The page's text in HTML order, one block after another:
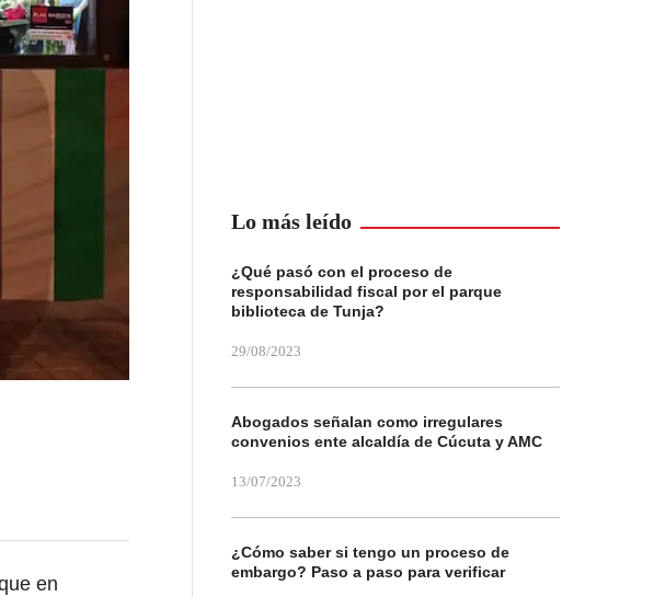
en
Lo más leído
¿Qué pasó con el proceso de
responsabilidad fiscal por el parque
biblioteca de Tunja?
29/08/2023
Abogados señalan como irregulares
convenios ente alcaldía de Cúcuta y AMC
13/07/2023
¿Cómo saber si tengo un proceso de
embargo? Paso a paso para verificar